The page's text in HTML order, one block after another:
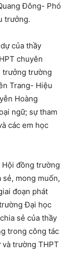
Đông- Phó
trưởng.
của thầy
chuyên
trưởng trường
Trang- Hiệu
Hoàng
ngữ; sự tham
các em học
đồng trường
mong muốn,
đoạn phát
Đại học
sẻ của thầy
trong công tác
trường THPT